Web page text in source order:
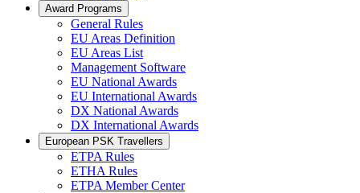
Award Programs
General Rules
EU Areas Definition
EU Areas List
Management Software
EU National Awards
EU International Awards
DX National Awards
DX International Awards
European PSK Travellers
ETPA Rules
ETHA Rules
ETPA Member Center